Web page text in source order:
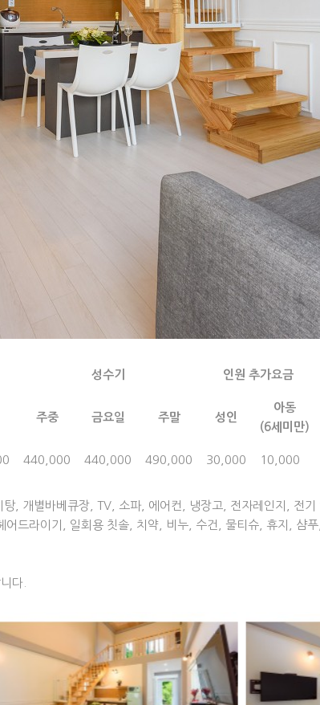
성수기 인원 추가요금
주중 금요일 주말 성인
아동
(6세미만)
440,000 440,000 490,000 30,000 10,000
, 개별바베큐장, TV, 소파, 에어컨, 냉장고, 전자레인지, 전
드라이기, 일회용 칫솔, 치약, 비누, 수건, 물티슈, 휴지, 샴
다.